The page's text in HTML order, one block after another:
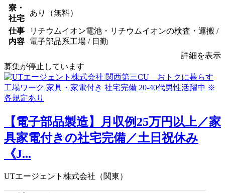
寮・
社宅
あり（無料）
仕事
内容
リチウムイオン電池・リチウムイオンの検査・運搬 /
電子部品系工場 / 日勤
詳細を表示
募集が停止しています
【電子部品製造】月収例25万円以上／家
具家電付きの社宅完備／土日祝休み
《J...
UTエージェント株式会社（関東）